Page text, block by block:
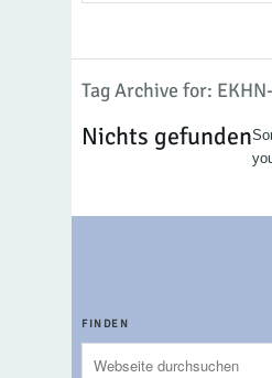
Tag Archive for:
Nichts gefunden
FINDEN